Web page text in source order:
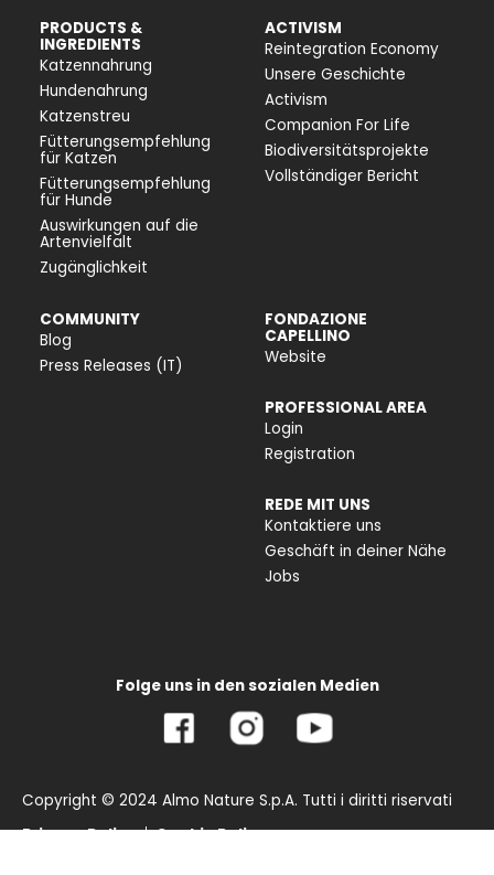
PRODUCTS &
INGREDIENTS
Katzennahrung
Hundenahrung
Katzenstreu
Fütterungsempfehlung
für Katzen
Fütterungsempfehlung
für Hunde
Auswirkungen auf die
Artenvielfalt
Zugänglichkeit
ACTIVISM
Reintegration Economy
Unsere Geschichte
Activism
Companion For Life
Biodiversitätsprojekte
Vollständiger Bericht
COMMUNITY
Blog
Press Releases (IT)
FONDAZIONE
CAPELLINO
Website
PROFESSIONAL AREA
Login
Registration
REDE MIT UNS
Kontaktiere uns
Geschäft in deiner Nähe
Jobs
Folge uns in den sozialen Medien
Copyright © 2024 Almo Nature S.p.A. Tutti i diritti riservati
Privacy Policy
Cookie Policy